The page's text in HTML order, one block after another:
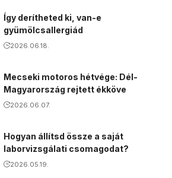
Így derítheted ki, van-e
gyümölcsallergiád
2026.06.18.
Mecseki motoros hétvége: Dél-
Magyarország rejtett ékköve
2026.06.07.
Hogyan állítsd össze a saját
laborvizsgálati csomagodat?
2026.05.19.